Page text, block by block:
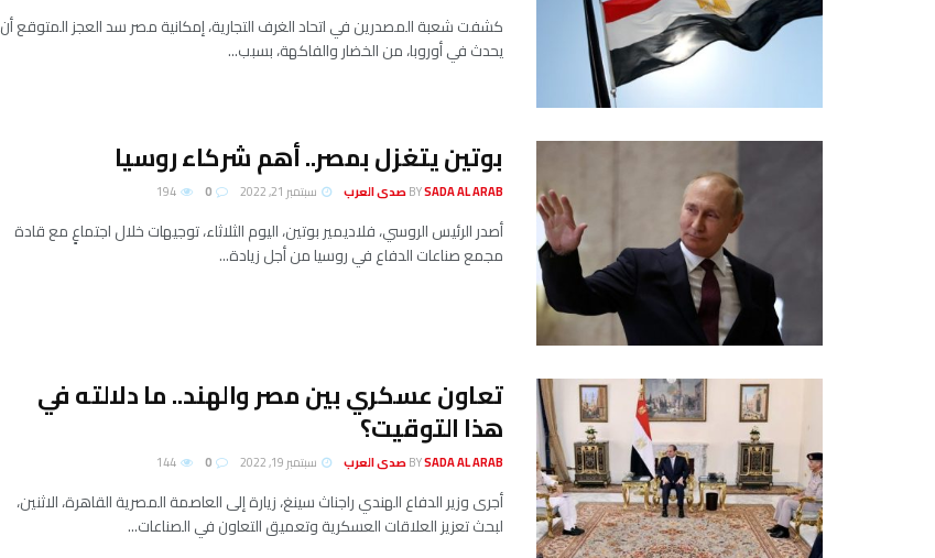
كشفت شعبة المصدرين في اتحاد الغرف التجارية، إمكانية مصر سد العجز المتوقع أن
يحدث في أوروبا، من الخضار والفاكهة، بسبب...
بوتين يتغزل بمصر.. أهم شركاء روسيا
BYSADA AL ARAB صدى العرب سبتمبر 21, 2022
أصدر الرئيس الروسي، فلاديمير بوتين، اليوم الثلاثاء، توجيهات خلال اجتماعٍ مع قادة
مجمع صناعات الدفاع في روسيا من أجل زيادة...
تعاون عسكري بين مصر والهند.. ما دلالته في
هذا التوقيت؟
BYSADA AL ARAB صدى العرب سبتمبر 19, 2022
أجرى وزير الدفاع الهندي راجناث سينغ، زيارة إلى العاصمة المصرية القاهرة، الاثنين،
لبحث تعزيز العلاقات العسكرية وتعميق التعاون في الصناعات...